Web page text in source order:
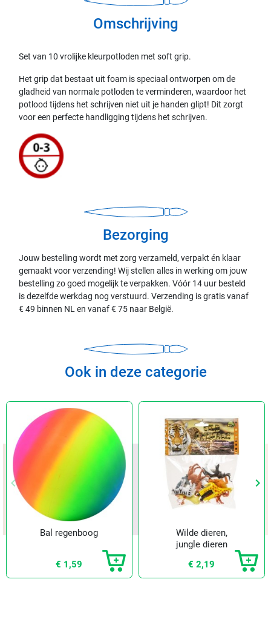
Omschrijving
Set van 10 vrolijke kleurpotloden met soft grip.
Het grip dat bestaat uit foam is speciaal ontworpen om de
gladheid van normale potloden te verminderen, waardoor het
potlood tijdens het schrijven niet uit je handen glipt! Dit zorgt
voor een perfecte handligging tijdens het schrijven.
Bezorging
Jouw bestelling wordt met zorg verzameld, verpakt én klaar
gemaakt voor verzending! Wij stellen alles in werking om jouw
bestelling zo goed mogelijk te verpakken. Vóór 14 uur besteld
is dezelfde werkdag nog verstuurd. Verzending is gratis vanaf
€ 49 binnen NL en vanaf € 75 naar België.
Ook in deze categorie
Vorige
keyboard_arrow_left keyboard_arrow_right
Bal regenboog
€ 1,59
Wilde dieren,
jungle dieren
€ 2,19